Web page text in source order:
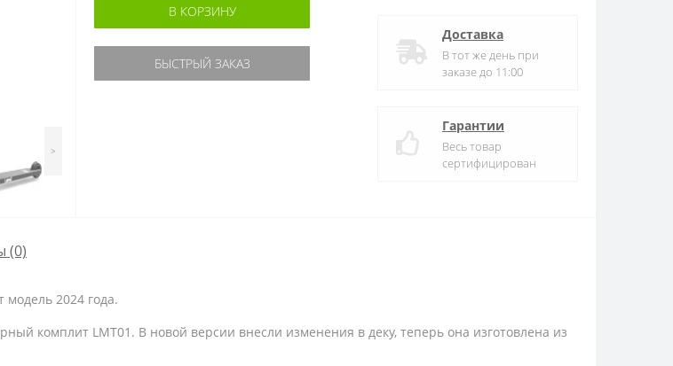
>
В КОРЗИНУ
БЫСТРЫЙ ЗАКАЗ
Доставка
В тот же день при
заказе до 11:00
Гарантии
Весь товар
сертифицирован
(0)
2024 года.
комплит LMT01. В новой версии внесли изменения в деку, теперь она изготовлена из